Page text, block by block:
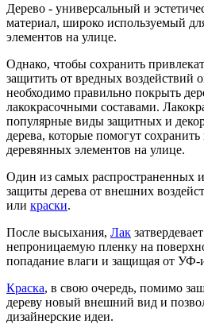
Дерево - универсальный и
материал, широко используемый
элементов на улице.
Однако, чтобы сохранить
защитить от вредных воздействий
необходимо правильно покрыть
лакокрасочными составами.
популярные виды защитных и
дерева, которые помогут
деревянных элементов на улице.
Один из самых распространенных
защиты дерева от внешних
или краски.
После высыхания, Лак
непроницаемую пленку на
попадание влаги и защищая от УФ-
Краска, в свою очередь, помимо
дереву новый внешний вид и
дизайнерские идеи.